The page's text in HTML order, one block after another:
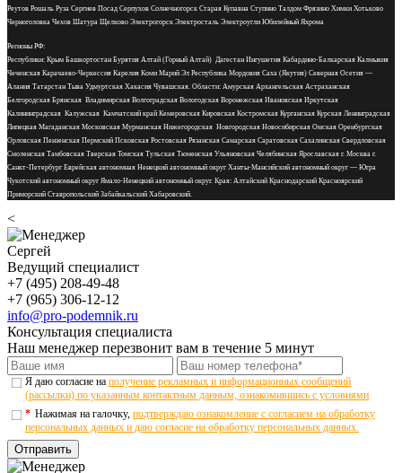
Реутов Рошаль Руза Сергиев Посад Серпухов Солнечногорск Старая Купавна Ступино Талдом Фрязино Химки Хотьково
Черноголовка Чехов Шатура Щелково Электрогорск Электросталь Электроугли Юбилейный Яхрома
Регионы РФ:
Республики: Крым Башкортостан Бурятия Алтай (Горный Алтай) Дагестан Ингушетия Кабардино-Балкарская Калмыкия
Чеченская Карачаево-Черкессия Карелия Коми Марий Эл Республика Мордовия Саха (Якутия) Северная Осетия —
Алания Татарстан Тыва Удмуртская Хакасия Чувашская. Области: Амурская Архангельская Астраханская
Белгородская Брянская Владимирская Волгоградская Вологодская Воронежская Ивановская Иркутская
Калининградская Калужская Камчатский край Кемеровская Кировская Костромская Курганская Курская Ленинградская
Липецкая Магаданская Московская Мурманская Нижегородская Новгородская Новосибирская Омская Оренбургская
Орловская Пензенская Пермский Псковская Ростовская Рязанская Самарская Саратовская Сахалинская Свердловская
Смоленская Тамбовская Тверская Томская Тульская Тюменская Ульяновская Челябинская Ярославская г. Москва г.
Санкт-Петербург Еврейская автономная Ненецкий автономный округ Ханты-Мансийский автономный округ — Югра
Чукотский автономный округ Ямало-Ненецкий автономный округ. Края: Алтайский Краснодарский Красноярский
Приморский Ставропольский Забайкальский Хабаровский.
<
Сергей
Ведущий специалист
+7 (495) 208-49-48
+7 (965) 306-12-12
info@pro-podemnik.ru
Консультация специалиста
Наш менеджер перезвонит вам в течение 5 минут
Я даю согласие на получение рекламных и информационных сообщений
(рассылки) по указанным контактным данным, ознакомившись с условиями
* Нажимая на галочку, подтверждаю ознакомление с согласием на обработку
персональных данных и даю согласие на обработку персональных данных.
Отправить